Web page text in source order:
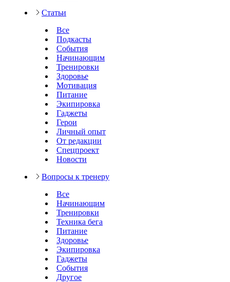
Статьи
Все
Подкасты
События
Начинающим
Тренировки
Здоровье
Мотивация
Питание
Экипировка
Гаджеты
Герои
Личный опыт
От редакции
Спецпроект
Новости
Вопросы к тренеру
Все
Начинающим
Тренировки
Техника бега
Питание
Здоровье
Экипировка
Гаджеты
События
Другое